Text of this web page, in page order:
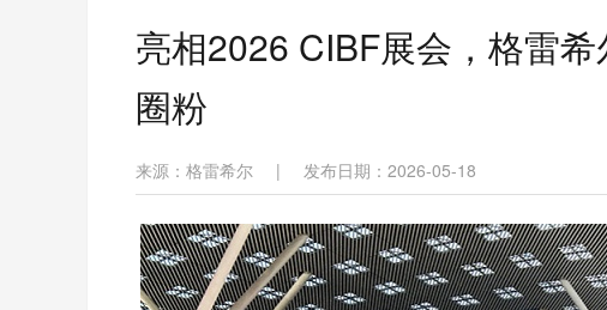
亮相2026 CIBF展会，格雷
圈粉
来源：格雷希尔 | 发布日期：2026-05-18